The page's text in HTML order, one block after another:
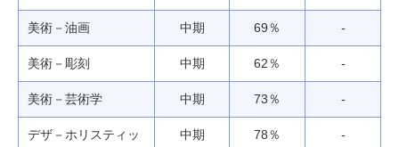
美術－油画 中期 69％ -
美術－彫刻 中期 62％ -
美術－芸術学 中期 73％ -
デザ－ホリスティッ
中期 78％ -